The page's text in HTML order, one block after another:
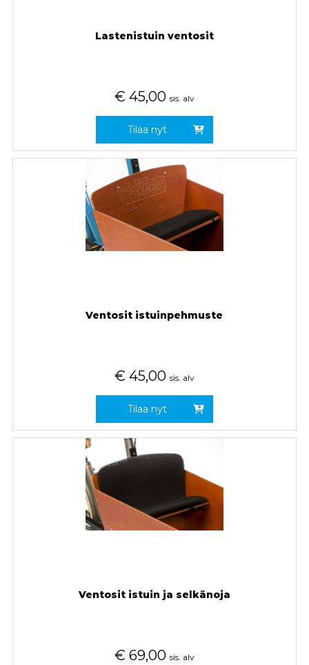
Lastenistuin ventosit
€ 45,00 sis. alv
Tilaa nyt
Ventosit istuinpehmuste
€ 45,00 sis. alv
Tilaa nyt
Ventosit istuin ja selkänoja
€ 69,00 sis. alv